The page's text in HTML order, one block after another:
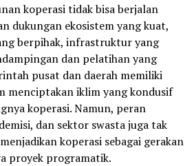
koperasi tidak bisa berjalan
dukungan ekosistem yang kuat,
berpihak, infrastruktur yang
dan pelatihan yang
pusat dan daerah memiliki
menciptakan iklim yang kondusif
koperasi. Namun, peran
dan sektor swasta juga tak
koperasi sebagai gerakan
proyek programatik.